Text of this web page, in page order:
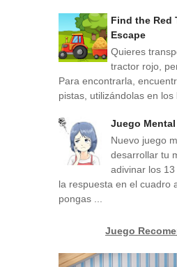
Find the Red
Escape
Quieres
tractor rojo,
Para encontrarla,
pistas, utilizándolas en los
Juego Mental
Nuevo juego
desarrollar tu
adivinar los
la respuesta en el cuadro
pongas ...
Juego